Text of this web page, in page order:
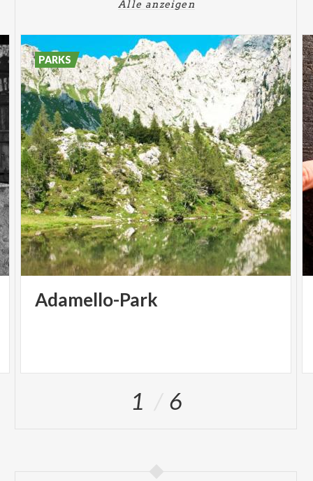
Alle anzeigen
Adamello-Park
PARKS
1 6